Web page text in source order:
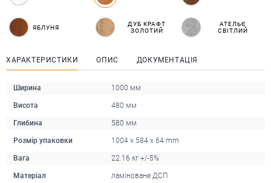
ЯБЛУНЯ
ДУБ КРАФТ
ЗОЛОТИЙ
АТЕЛЬЄ
СВІТЛИЙ
ХАРАКТЕРИСТИКИ ОПИС ДОКУМЕНТАЦІЯ
Ширина 1000 мм
Висота 480 мм
Глибина 580 мм
Розмір упаковки 1004 x 584 x 64 mm
Вага 22.16 кг +/-5%
Матеріал ламіноване ДСП